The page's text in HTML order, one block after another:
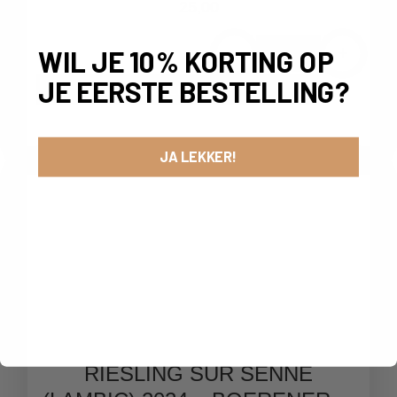
-
IN WINKELMAND
RIESLING SUR SENNE
WIL JE 10% KORTING OP
JE EERSTE BESTELLING?
JA LEKKER!